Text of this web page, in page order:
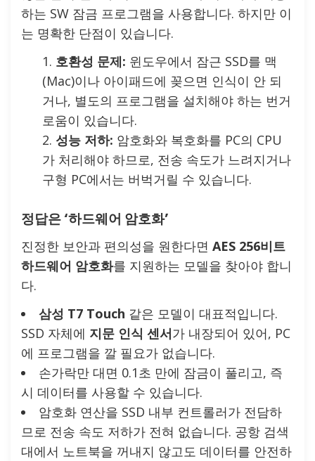
하는 SW 잠금 프로그램을 사용합니다. 하지만 이
는 명확한 단점이 있습니다.
호환성 문제: 윈도우에서 잠근 SSD를 맥
(Mac)이나 아이패드에 꽂으면 인식이 안 되
거나, 별도의 프로그램을 설치해야 하는 번거
로움이 있습니다.
성능 저하: 암호화와 복호화를 PC의 CPU
가 처리해야 하므로, 전송 속도가 느려지거나
구형 PC에서는 버벅거릴 수 있습니다.
정답은 ‘하드웨어 암호화’
진정한 보안과 편의성을 원한다면 AES 256비트
하드웨어 암호화를 지원하는 모델을 찾아야 합니
다.
삼성 T7 Touch 같은 모델이 대표적입니다.
SSD 자체에 지문 인식 센서가 내장되어 있어, PC
에 프로그램을 깔 필요가 없습니다.
손가락만 대면 0.1초 만에 잠금이 풀리고, 즉
시 데이터를 사용할 수 있습니다.
암호화 연산을 SSD 내부 컨트롤러가 전담하
므로 전송 속도 저하가 전혀 없습니다. 공항 검색
대에서 노트북을 꺼내지 않고도 데이터를 안전하